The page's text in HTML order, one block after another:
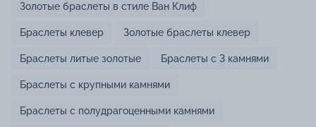
Золотые браслеты в стиле Ван Клиф
Браслеты клевер Золотые браслеты клевер
Браслеты литые золотые Браслеты с 3 камнями
Браслеты с крупными камнями
Браслеты с полудрагоценными камнями